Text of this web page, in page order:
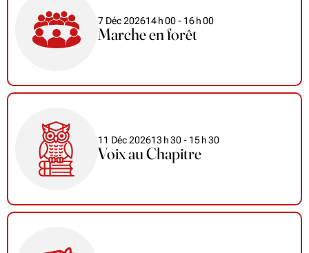
7 Déc 202614h00- 16h00
Marche en forêt
11 Déc 202613 h30- 15h30
Voix au Chapitre